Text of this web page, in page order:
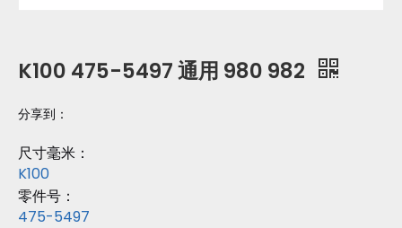
K100 475-5497 通用 980 982
分享到：
尺寸毫米：
K100
零件号：
475-5497